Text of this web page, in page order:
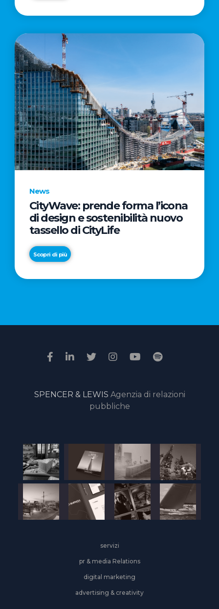
News
CityWave: prende forma l’icona
di design e sostenibilità nuovo
tassello di CityLife
Scopri di più
News
“Passione
il
della
giuria
online
SPENCER & LEWIS Agenzia di relazioni
pubbliche
servizi
pr & media Relations
digital marketing
advertising & creativity